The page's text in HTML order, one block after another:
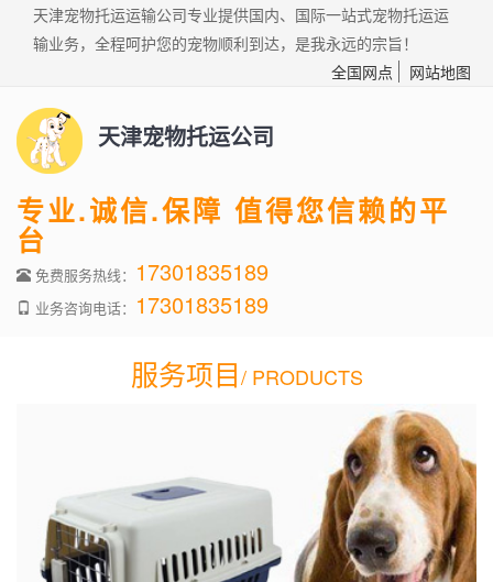
天津宠物托运运输公司专业提供国内、国际一站式宠物托运运
输业务，全程呵护您的宠物顺利到达，是我永远的宗旨！
全国网点
网站地图
天津宠物托运公司
专业.诚信.保障 值得您信赖的平
台
免费服务热线： 17301835189
业务咨询电话： 17301835189
服务项目/ PRODUCTS